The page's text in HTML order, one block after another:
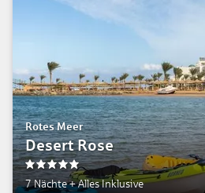
Rotes Meer
Desert Rose
5
7 Nächte+Alles Inklusive